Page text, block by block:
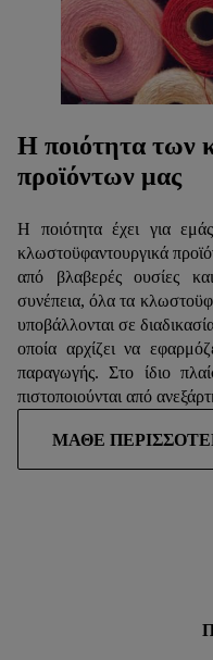
Η ποιότητα των
προϊόντων μας
Η ποιότητα έχει για
κλωστοϋφαντουργικά
από βλαβερές ουσίες
συνέπεια, όλα τα
υποβάλλονται σε
οποία αρχίζει να
παραγωγής. Στο ίδιο
πιστοποιούνται από
ΜΆΘΕ